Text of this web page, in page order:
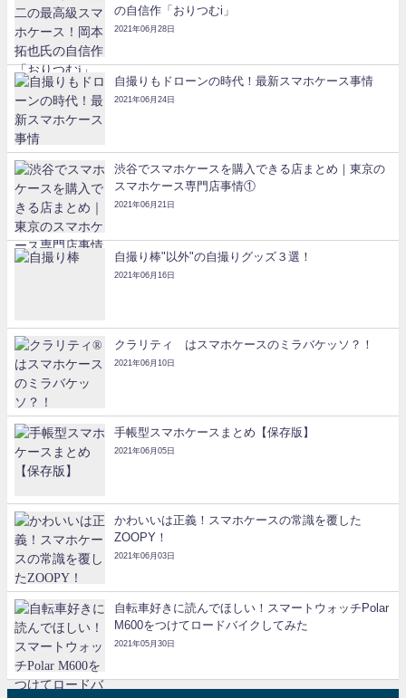
の自信作「おりつむi」
2021年06月28日
自撮りもドローンの時代！最新スマホケース事情
2021年06月24日
渋谷でスマホケースを購入できる店まとめ｜東京の
スマホケース専門店事情①
2021年06月21日
自撮り棒"以外"の自撮りグッズ３選！
2021年06月16日
クラリティ®はスマホケースのミラバケッソ？！
2021年06月10日
手帳型スマホケースまとめ【保存版】
2021年06月05日
かわいいは正義！スマホケースの常識を覆した
ZOOPY！
2021年06月03日
自転車好きに読んでほしい！スマートウォッチPolar
M600をつけてロードバイクしてみた
2021年05月30日